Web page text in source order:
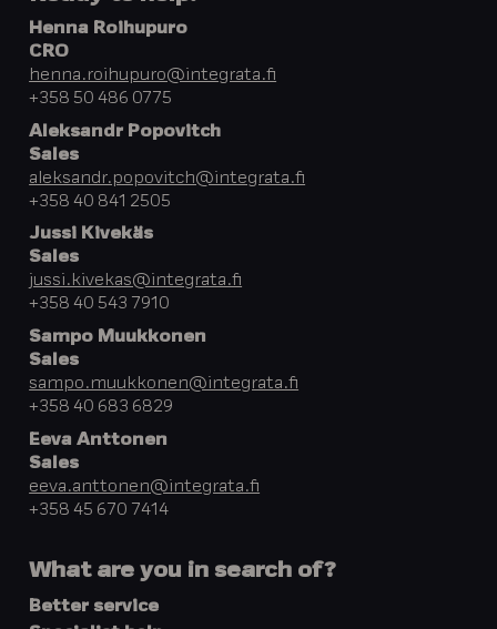
Henna Roihupuro
CRO
henna.roihupuro@integrata.fi
+358 50 486 0775
Aleksandr Popovitch
Sales
aleksandr.popovitch@integrata.fi
+358 40 841 2505
Jussi Kivekäs
Sales
jussi.kivekas@integrata.fi
+358 40 543 7910
Sampo Muukkonen
Sales
sampo.muukkonen@integrata.fi
+358 40 683 6829
Eeva Anttonen
Sales
eeva.anttonen@integrata.fi
+358 45 670 7414
What are you in search of?
Better service